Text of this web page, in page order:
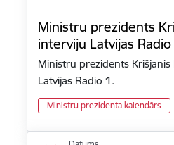
Ministru prezidents
interviju Latvijas Radio
Ministru prezidents
Latvijas Radio 1.
Ministru prezidenta kalendārs